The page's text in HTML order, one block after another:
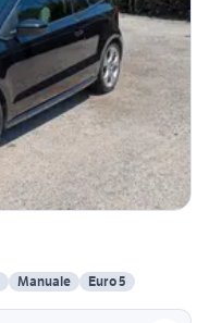
Manuale
Euro 5